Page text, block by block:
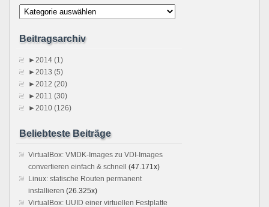
Beitragsarchiv
► 2014 (1)
► 2013 (5)
► 2012 (20)
► 2011 (30)
► 2010 (126)
Beliebteste Beiträge
VirtualBox: VMDK-Images zu VDI-Images
convertieren einfach & schnell (47.171x)
Linux: statische Routen permanent
installieren (26.325x)
VirtualBox: UUID einer virtuellen Festplatte